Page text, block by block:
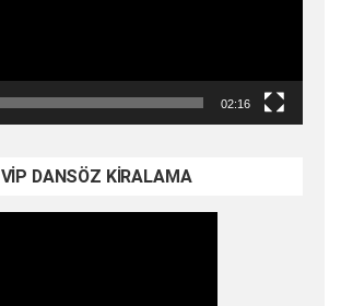
02:16
VİP DANSÖZ KİRALAMA